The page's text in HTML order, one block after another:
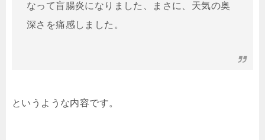
なって盲腸炎になりました、まさに、天気の奥
深さを痛感しました。
というような内容です。